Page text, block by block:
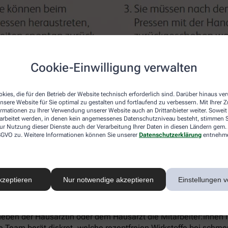
Cookie-Einwilligung verwalten
die für den Betrieb der Website technisch erforderlich sind. Darüber hinaus
Website für Sie optimal zu gestalten und fortlaufend zu verbessern. Mit Ihrer
zu Ihrer Verwendung unserer Website auch an Drittanbieter weiter. Soweit
werden, in denen kein angemessenes Datenschutzniveau besteht, stimmen
Nutzung dieser Dienste auch der Verarbeitung Ihrer Daten in diesen Ländern
zu. Weitere Informationen können Sie unserer Datenschutzerklärung
Nur notwendige akzeptieren Einstellungen
für die Probleme sind bekannt. Zwar steckt
eine ungesunde Lebensweise die Beschwerden.
und das häufige Heben schwerer Lasten. Patienten
Speckröllchen abbauen und ihre Ernährung
Leiden ansprechen. Wer rechtzeitig Hilfe sucht, kann
der Hausärztin oder dem Hausarzt die Mitarbeiter:innen